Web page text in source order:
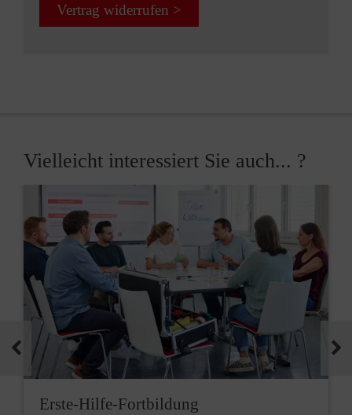
Vertrag widerrufen >
Vielleicht interessiert Sie auch... ?
Erste-Hilfe-Fortbildung